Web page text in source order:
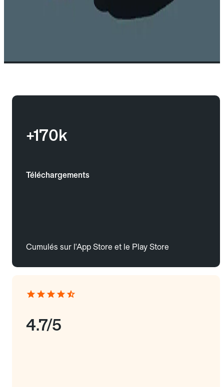
+170k
Téléchargements
Cumulés sur l'App Store et le Play Store
4.7/5